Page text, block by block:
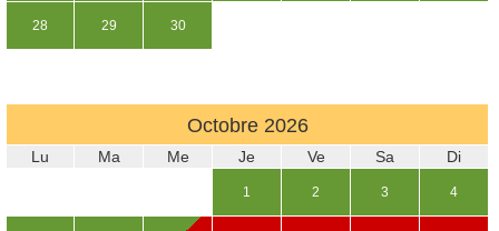
28 29 30
Octobre 2026
Lu Ma Me Je Ve Sa Di
1 2 3 4